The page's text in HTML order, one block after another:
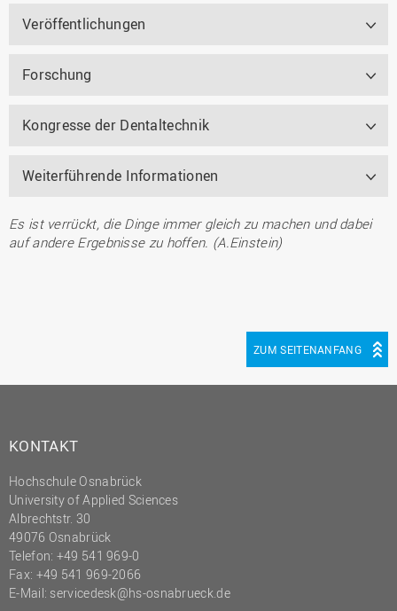
Veröffentlichungen
Forschung
Kongresse der Dentaltechnik
Weiterführende Informationen
Es ist verrückt, die Dinge immer gleich zu machen und dabei
auf andere Ergebnisse zu hoffen. (A.Einstein)
ZUM SEITENANFANG
KONTAKT
Hochschule Osnabrück
University of Applied Sciences
Albrechtstr. 30
49076 Osnabrück
Telefon: +49 541 969-0
Fax: +49 541 969-2066
E-Mail: servicedesk@hs-osnabrueck.de